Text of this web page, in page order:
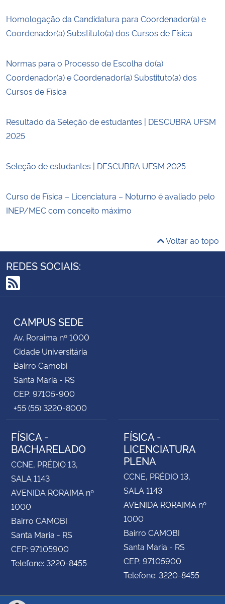
Homologação da Candidatura para Coordenador(a) e
Coordenador(a) Substituto(a) dos Cursos de Física
Normas para o Processo de Escolha do(a)
Coordenador(a) e Coordenador(a) Substituto(a) dos
Cursos de Física
Resultado da Seleção de estudantes | DESCUBRA UFSM
2025
Seleção de estudantes | DESCUBRA UFSM 2025
Curso de Física – Licenciatura – Noturno é avaliado pelo
INEP/MEC com conceito máximo
Voltar ao topo
REDES SOCIAIS:
RSS
CAMPUS SEDE
Av. Roraima nº 1000
Cidade Universitária
Bairro Camobi
Santa Maria - RS
CEP: 97105-900
+55 (55) 3220-8000
FÍSICA -
BACHARELADO
CCNE, PRÉDIO 13,
SALA 1143
AVENIDA RORAIMA nº
1000
Bairro CAMOBI
Santa Maria - RS
CEP: 97105900
Telefone: 3220-8455
FÍSICA -
LICENCIATURA
PLENA
CCNE, PRÉDIO 13,
SALA 1143
AVENIDA RORAIMA nº
1000
Bairro CAMOBI
Santa Maria - RS
CEP: 97105900
Telefone: 3220-8455